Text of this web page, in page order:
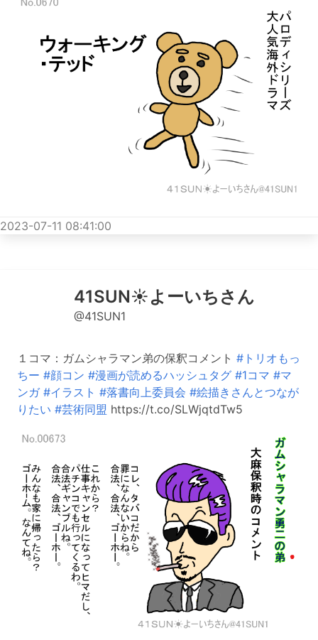
2023-07-11 08:41:00
41SUN☀️よーいちさん
@41SUN1
１コマ：ガムシャラマン弟の保釈コメント #トリオもっ
ちー #顔コン #漫画が読めるハッシュタグ #1コマ #マ
ンガ #イラスト #落書向上委員会 #絵描きさんとつなが
りたい #芸術同盟 https://t.co/SLWjqtdTw5